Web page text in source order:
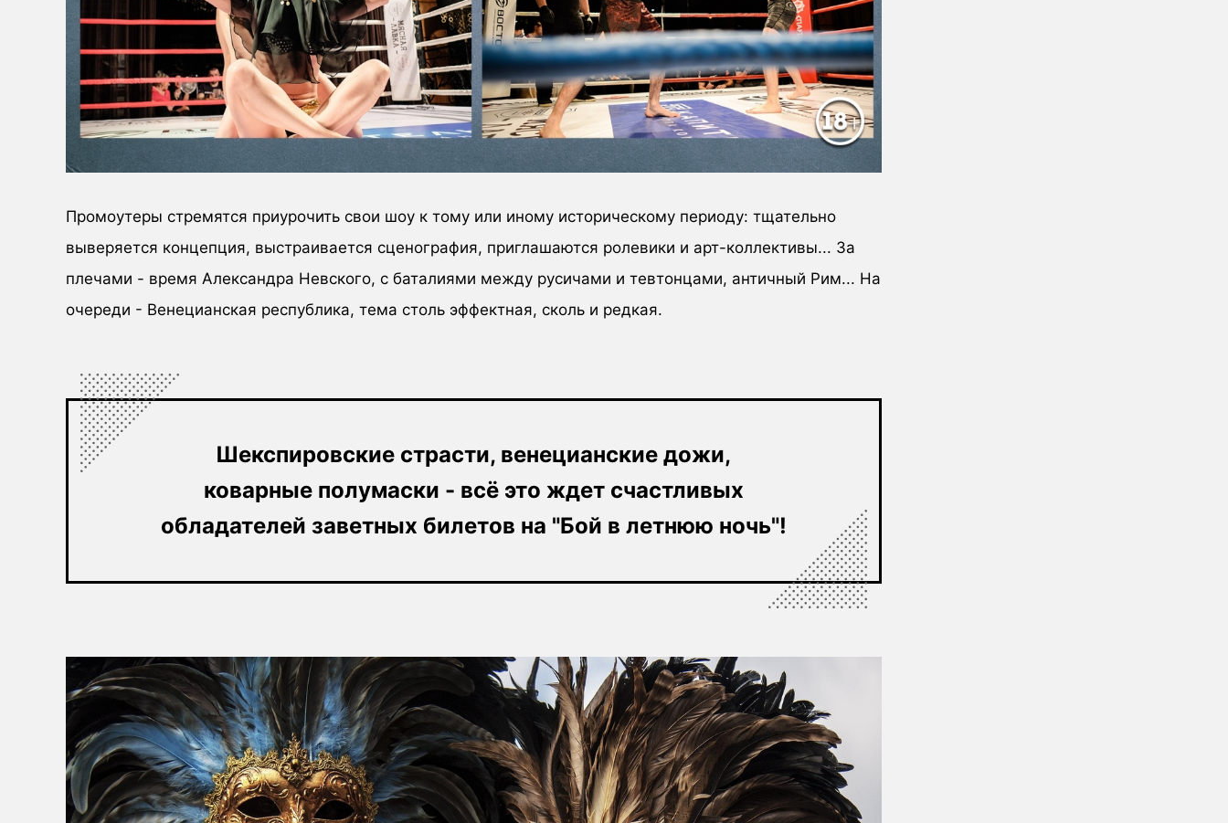
Промоутеры стремятся приурочить свои шоу к тому или иному историческому периоду: тщательно
выверяется концепция, выстраивается сценография, приглашаются ролевики и арт-коллективы... За
плечами - время Александра Невского, с баталиями между русичами и тевтонцами, античный Рим... На
очереди - Венецианская республика, тема столь эффектная, сколь и редкая.
Шекспировские страсти, венецианские дожи,
коварные полумаски - всё это ждет счастливых
обладателей заветных билетов на "Бой в летнюю ночь"!